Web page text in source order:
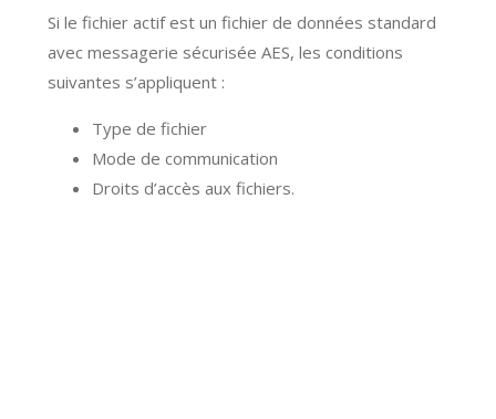
Si le fichier actif est un fichier de données standard
avec messagerie sécurisée AES, les conditions
suivantes s’appliquent :
Type de fichier
Mode de communication
Droits d’accès aux fichiers.